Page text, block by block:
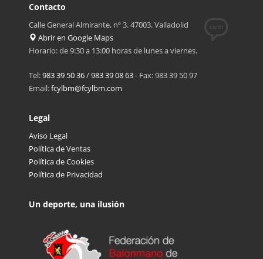
Contacto
Calle General Almirante, nº 3. 47003. Valladolid
Abrir en Google Maps
Horario: de 9:30 a 13:00 horas de lunes a viernes.
Tel:983 39 50 36/983 39 08 63- Fax: 983 39 50 97
Email:fcylbm@fcylbm.com
Legal
Aviso Legal
Política de Ventas
Política de Cookies
Política de Privacidad
Un deporte, una ilusión